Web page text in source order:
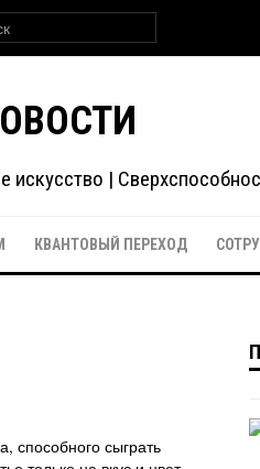
искусство |
КВАНТОВЫЙ ПЕРЕХОД
способного сыграть